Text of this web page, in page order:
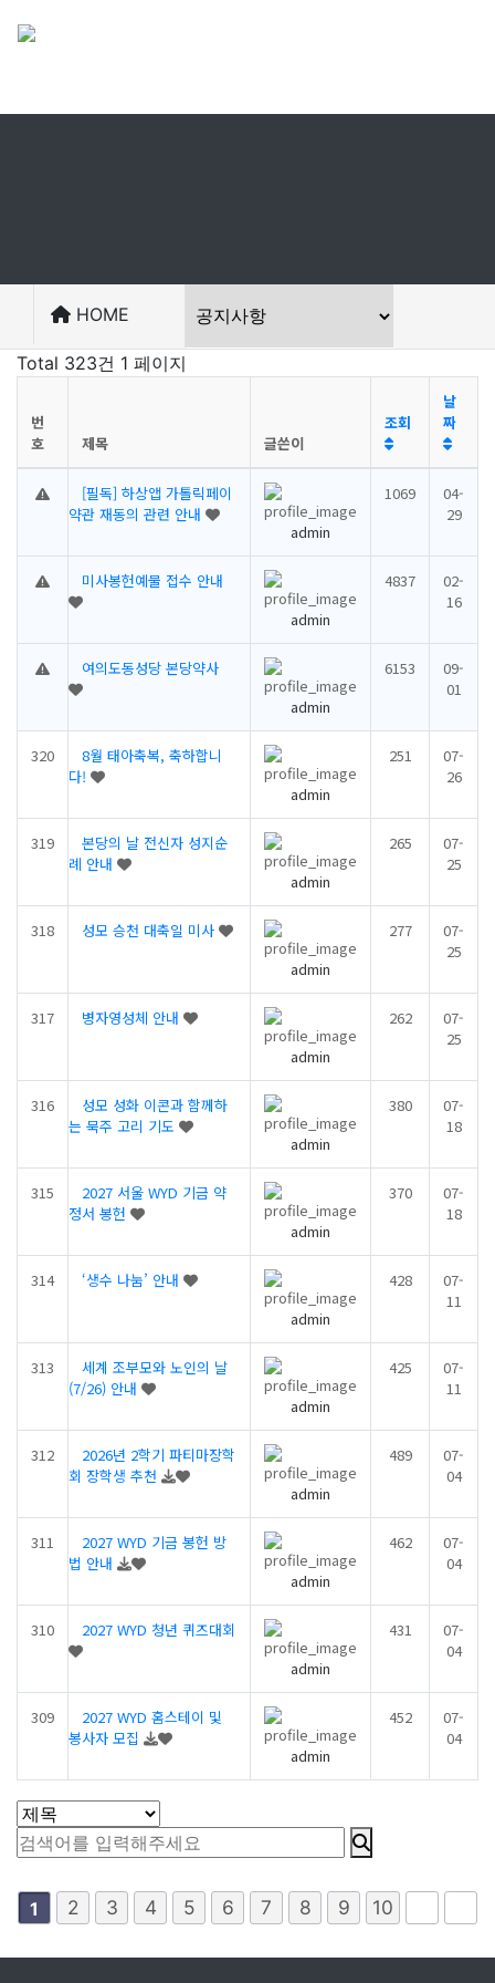
HOME
Total 323건 1 페이지
번
호
제목 글쓴이
조회
날
짜
[필독] 하상앱 가톨릭페이
약관 재동의 관련 안내
admin
1069
04-
29
미사봉헌예물 접수 안내
admin
4837
02-
16
여의도동성당 본당약사
admin
6153
09-
01
320
8월 태아축복, 축하합니
다!
admin
251
07-
26
319
본당의 날 전신자 성지순
례 안내
admin
265
07-
25
318
성모 승천 대축일 미사
admin
277
07-
25
317
병자영성체 안내
admin
262
07-
25
316
성모 성화 이콘과 함께하
는 묵주 고리 기도
admin
380
07-
18
315
2027 서울 WYD 기금 약
정서 봉헌
admin
370
07-
18
314
‘생수 나눔’ 안내
admin
428
07-
11
313
세계 조부모와 노인의 날
(7/26) 안내
admin
425
07-
11
312
2026년 2학기 파티마장학
회 장학생 추천
admin
489
07-
04
311
2027 WYD 기금 봉헌 방
법 안내
admin
462
07-
04
310
2027 WYD 청년 퀴즈대회
admin
431
07-
04
309
2027 WYD 홈스테이 및
봉사자 모집
admin
452
07-
04
1 2 3 4 5 6 7 8 9 10